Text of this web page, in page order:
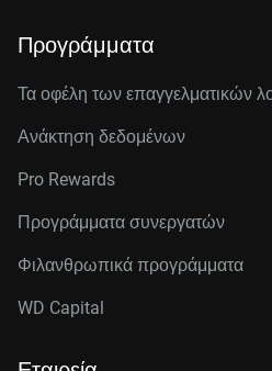
Προγράμματα
Τα οφέλη των επαγγελματικών
Ανάκτηση δεδομένων
Pro Rewards
Προγράμματα συνεργατών
Φιλανθρωπικά προγράμματα
WD Capital